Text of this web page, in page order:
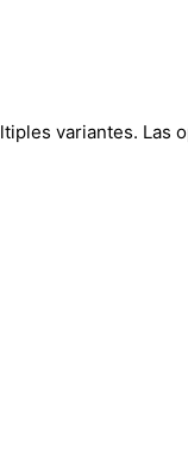
variantes. Las